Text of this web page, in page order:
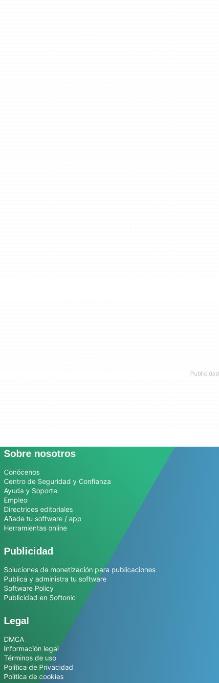
Sobre nosotros
Conócenos
Centro de Seguridad y Confianza
Ayuda y Soporte
Empleo
Directrices editoriales
Añade tu software / app
Herramientas online
Publicidad
Soluciones de monetización para publicaciones
Publica y administra tu software
Software Policy
Publicidad en Softonic
Legal
DMCA
Información legal
Términos de uso
Política de Privacidad
Política de cookies